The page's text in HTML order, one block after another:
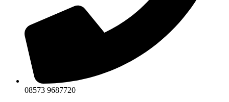
08573 9687720